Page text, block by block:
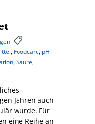
, Foodcare, pH-
,Säure,
Jahren auch
wurde. Für
eine Reihe an